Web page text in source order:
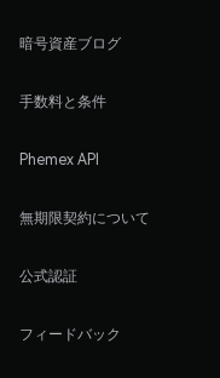
暗号資産ブログ
手数料と条件
Phemex API
無期限契約について
公式認証
フィードバック